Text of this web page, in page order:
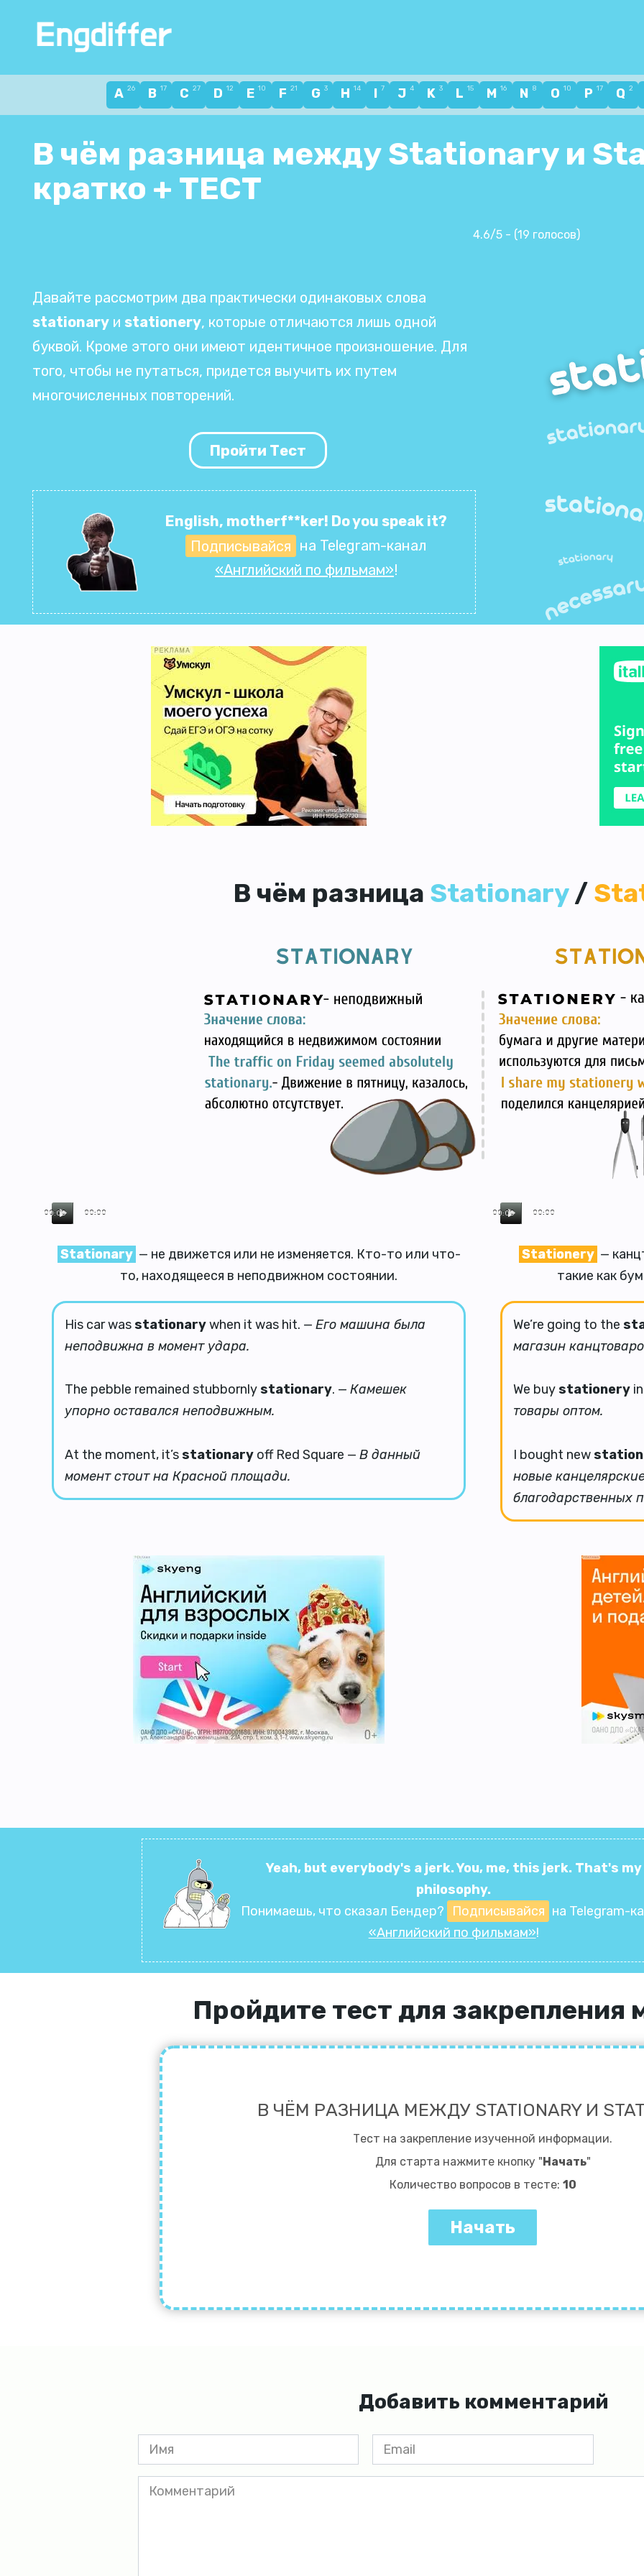
содержанию
A 26 B 17 C 27 D 12 E 10 F 21 G 3 H 14 I 7 J 4 K 3 L 15 M 16 N 8 O 10 P 17 Q 2
В чём разница между Stationary и
кратко + ТЕСТ
4.6/5 - (19 голосов)
Давайте рассмотрим два практически одинаковых слова
stationary и stationery, которые отличаются лишь одной
буквой. Кроме этого они имеют идентичное произношение. Для
того, чтобы не путаться, придется выучить их путем
многочисленных повторений.
Пройти Тест
English, motherf**ker! Do you speak it?
Подписывайся на Telegram-канал
«Английский по фильмам»!
В чём разница Stationary/
00:00
00:00
Stationary — не движется или не изменяется. Кто-то или что-
то, находящееся в неподвижном состоянии.
His car wasstationarywhen it was hit. — Его машина была
неподвижна в момент удара.
The pebble remained stubbornlystationary. — Камешек
упорно оставался неподвижным.
At the moment, it’sstationary off Red Square — В данный
момент стоит на Красной площади.
00:00
00:00
Stationery —
такие как
We’re going to the
магазин
We buystationery
товары оптом.
I bought new
новые
благодарственных
Yeah, but everybody's a jerk. You, me, this jerk. That's my
philosophy.
Понимаешь, что сказал Бендер?
Подписывайся на Telegram-
«Английский по фильмам»!
Пройдите тест для закрепления
В ЧЁМ РАЗНИЦА МЕЖДУ STATIONARY И
Тест на закрепление изученной информации.
Для старта нажмите кнопку "Начать"
Количество вопросов в тесте: 10
Добавить комментарий
Имя
*
Email
*
Комментарий